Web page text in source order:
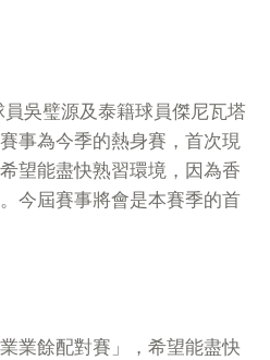
吳璧源及泰籍球員傑尼瓦塔
事為今季的熱身賽，首次現
望能盡快熟習環境，因為香
今屆賽事將會是本賽季的首
業餘配對賽」，希望能盡快